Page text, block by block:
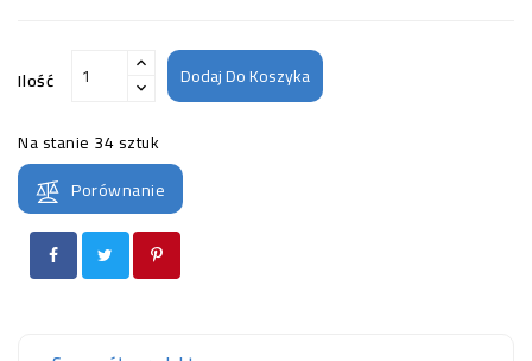
(SPRZĘT)
OCZKO
WODNE
(SPRZĘT)
KONTAKT
Ilość Dodaj Do Koszyka
Na stanie 34 sztuk
Porównanie